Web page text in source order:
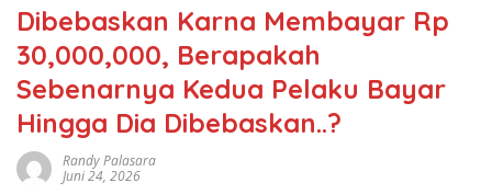
Dibebaskan Karna Membayar Rp
30,000,000, Berapakah
Sebenarnya Kedua Pelaku Bayar
Hingga Dia Dibebaskan..?
Randy Palasara
Juni 24, 2026